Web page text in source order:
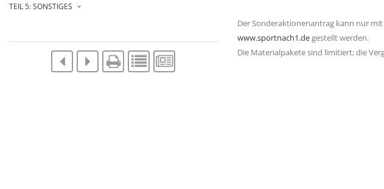
TEIL 5: SONSTIGES
Der Sonderaktionenantrag kann nur
www.sportnach1.degestellt werden.
Die Materialpakete sind limitiert; die